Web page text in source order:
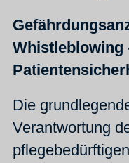
Whistleblowing
Die
Verantwortung